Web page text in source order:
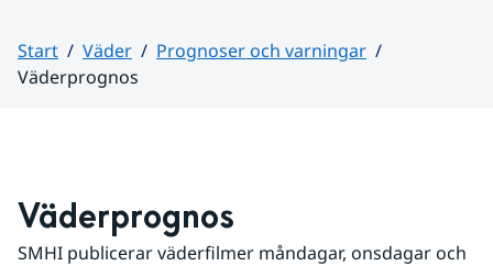
Start Väder
Prognoser och varningar
Väderprognos
Väderprognos
SMHI publicerar väderfilmer måndagar, onsdagar och